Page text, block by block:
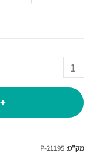
מק"ט:P-21195